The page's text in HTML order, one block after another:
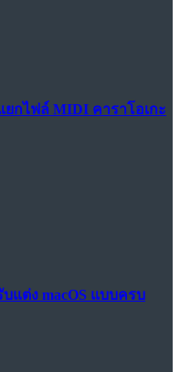
ยกไฟล์ MIDI คาราโอเกะ
แต่ง macOS แบบครบ